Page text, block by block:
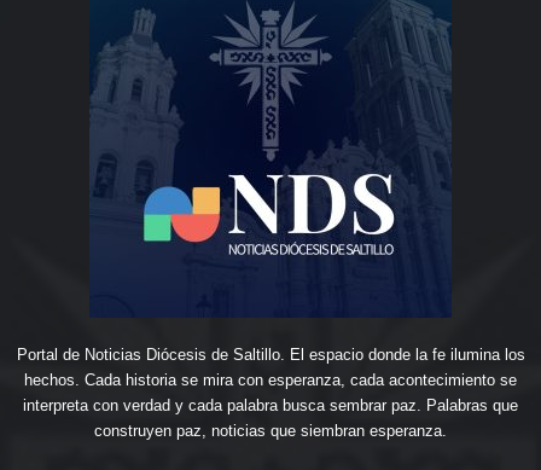
Portal de Noticias Diócesis de Saltillo. El espacio donde la fe ilumina los
hechos. Cada historia se mira con esperanza, cada acontecimiento se
interpreta con verdad y cada palabra busca sembrar paz. Palabras que
construyen paz, noticias que siembran esperanza.